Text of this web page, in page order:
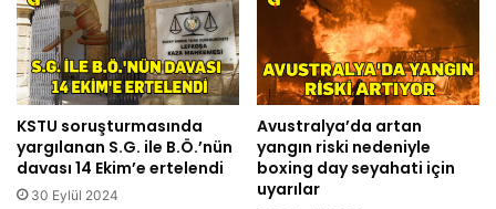
KSTU soruşturmasında
yargılanan S.G. ile B.Ö.’nün
davası 14 Ekim’e ertelendi
30 Eylül 2024
Avustralya’da artan
yangın riski nedeniyle
boxing day seyahati için
uyarılar